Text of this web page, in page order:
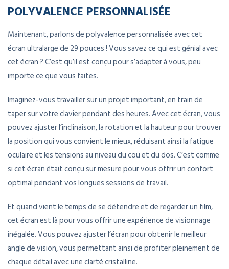
POLYVALENCE PERSONNALISÉE
Maintenant, parlons de polyvalence personnalisée avec cet
écran ultralarge de 29 pouces ! Vous savez ce qui est génial avec
cet écran ? C’est qu’il est conçu pour s’adapter à vous, peu
importe ce que vous faites.
Imaginez-vous travailler sur un projet important, en train de
taper sur votre clavier pendant des heures. Avec cet écran, vous
pouvez ajuster l’inclinaison, la rotation et la hauteur pour trouver
la position qui vous convient le mieux, réduisant ainsi la fatigue
oculaire et les tensions au niveau du cou et du dos. C’est comme
si cet écran était conçu sur mesure pour vous offrir un confort
optimal pendant vos longues sessions de travail.
Et quand vient le temps de se détendre et de regarder un film,
cet écran est là pour vous offrir une expérience de visionnage
inégalée. Vous pouvez ajuster l’écran pour obtenir le meilleur
angle de vision, vous permettant ainsi de profiter pleinement de
chaque détail avec une clarté cristalline.